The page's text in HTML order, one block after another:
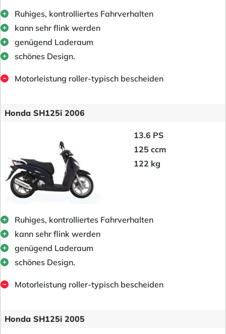
Ruhiges, kontrolliertes Fahrverhalten
kann sehr flink werden
genügend Laderaum
schönes Design.
Motorleistung roller-typisch bescheiden
Honda SH125i 2006
13.6 PS
125 ccm
122 kg
Ruhiges, kontrolliertes Fahrverhalten
kann sehr flink werden
genügend Laderaum
schönes Design.
Motorleistung roller-typisch bescheiden
Honda SH125i 2005